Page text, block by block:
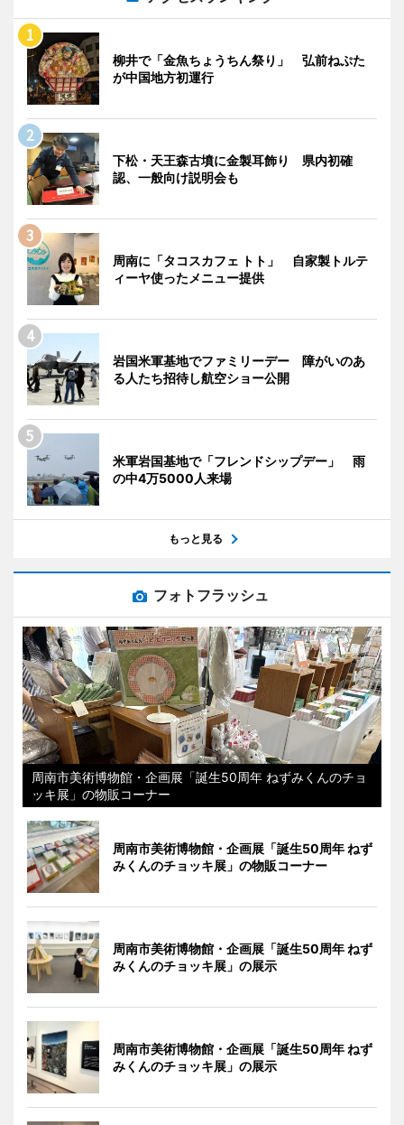
柳井で「金魚ちょうちん祭り」 弘前ねぷた
が中国地方初運行
下松・天王森古墳に金製耳飾り 県内初確
認、一般向け説明会も
周南に「タコスカフェ トト」 自家製トルテ
ィーヤ使ったメニュー提供
岩国米軍基地でファミリーデー 障がいのあ
る人たち招待し航空ショー公開
米軍岩国基地で「フレンドシップデー」 雨
の中4万5000人来場
もっと見る
フォトフラッシュ
周南市美術博物館・企画展「誕生50周年 ねずみくんのチョ
ッキ展」の物販コーナー
周南市美術博物館・企画展「誕生50周年 ねず
みくんのチョッキ展」の物販コーナー
周南市美術博物館・企画展「誕生50周年 ねず
みくんのチョッキ展」の展示
周南市美術博物館・企画展「誕生50周年 ねず
みくんのチョッキ展」の展示